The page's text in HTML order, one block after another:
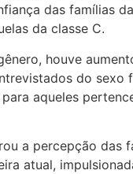
das famílias
da classe C.
houve
do sexo
aqueles
a percepção das
atual,